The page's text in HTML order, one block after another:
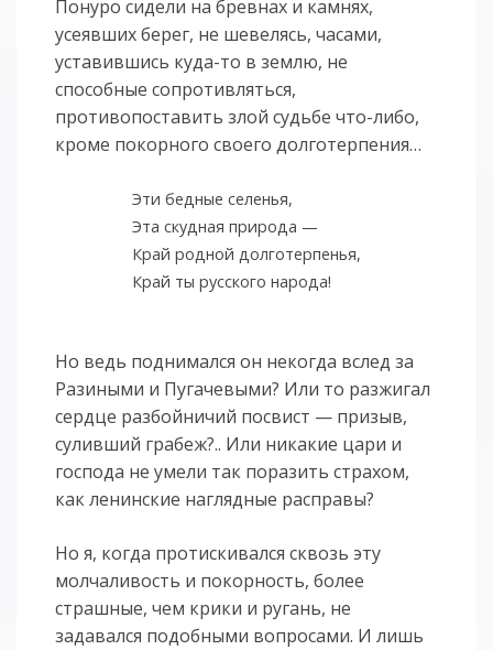
Понуро сидели на бревнах и камнях,
усеявших берег, не шевелясь, часами,
уставившись куда-то в землю, не
способные сопротивляться,
противопоставить злой судьбе что-либо,
кроме покорного своего долготерпения…
Эти бедные селенья,
Эта скудная природа —
Край родной долготерпенья,
Край ты русского народа!
Но ведь поднимался он некогда вслед за
Разиными и Пугачевыми? Или то разжигал
сердце разбойничий посвист — призыв,
суливший грабеж?.. Или никакие цари и
господа не умели так поразить страхом,
как ленинские наглядные расправы?
Но я, когда протискивался сквозь эту
молчаливость и покорность, более
страшные, чем крики и ругань, не
задавался подобными вопросами. И лишь